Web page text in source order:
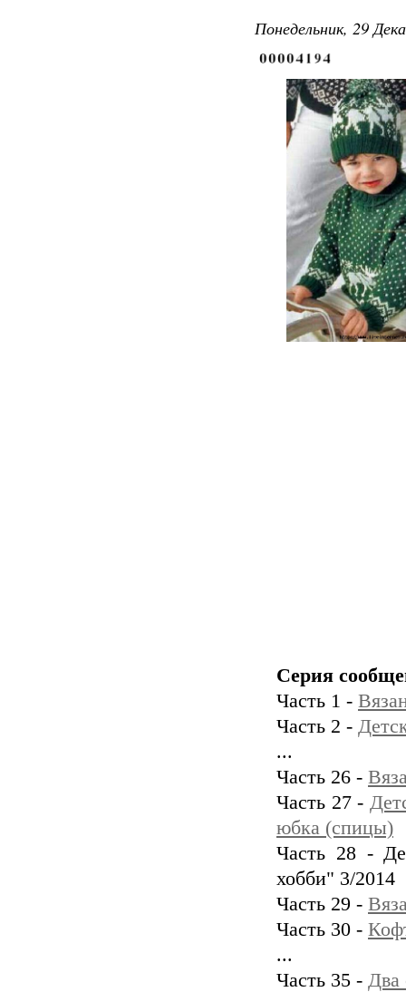
Понедельник, 29
Серия
Часть 1 -
Часть 2 -
...
Часть 26 -
Часть 27 -
юбка (спицы)
Часть 28 -
хобби" 3/2014
Часть 29 -
Часть 30 -
...
Часть 35 - Два